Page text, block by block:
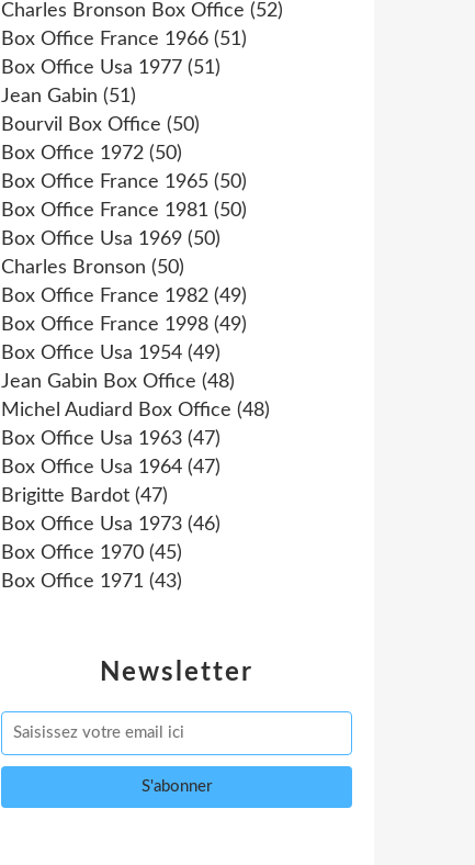
Newsletter
Charles Bronson Box Office (52)
Box Office France 1966 (51)
Box Office Usa 1977 (51)
Jean Gabin (51)
Bourvil Box Office (50)
Box Office 1972 (50)
Box Office France 1965 (50)
Box Office France 1981 (50)
Box Office Usa 1969 (50)
Charles Bronson (50)
Box Office France 1982 (49)
Box Office France 1998 (49)
Box Office Usa 1954 (49)
Jean Gabin Box Office (48)
Michel Audiard Box Office (48)
Box Office Usa 1963 (47)
Box Office Usa 1964 (47)
Brigitte Bardot (47)
Box Office Usa 1973 (46)
Box Office 1970 (45)
Box Office 1971 (43)